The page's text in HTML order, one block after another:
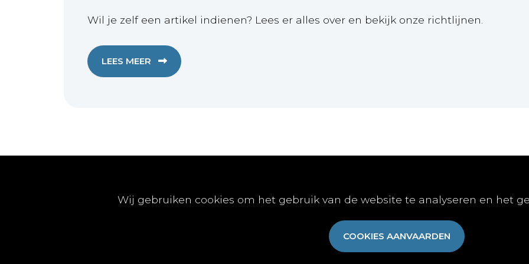
Wij gebruiken cookies om het gebruik van de website te analyseren en het
COOKIES AANVAARDEN
Wil je zelf een artikel indienen? Lees er alles over en bekijk onze richtlijnen.
LEES MEER
Publicaties Online
Gratis-downloads
Publiceren
Vacature publiceren